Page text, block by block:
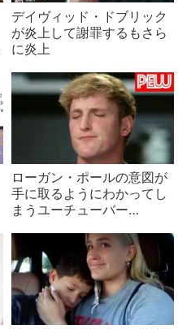
デイヴィッド・ドブリック
が炎上して謝罪するもさら
に炎上
ローガン・ポールの意図が
手に取るようにわかってし
まうユーチューバー